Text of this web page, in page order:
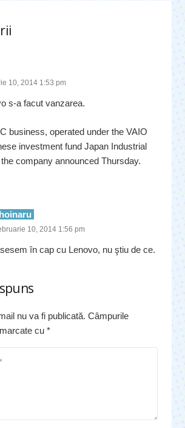
10, 2014 1:53 pm
s-a facut vanzarea.
business, operated under the VAIO
investment fund Japan Industrial
company announced Thursday.
hoinaru
10, 2014 1:56 pm
în cap cu Lenovo, nu ştiu de ce.
nu va fi publicată. Câmpurile
cu *